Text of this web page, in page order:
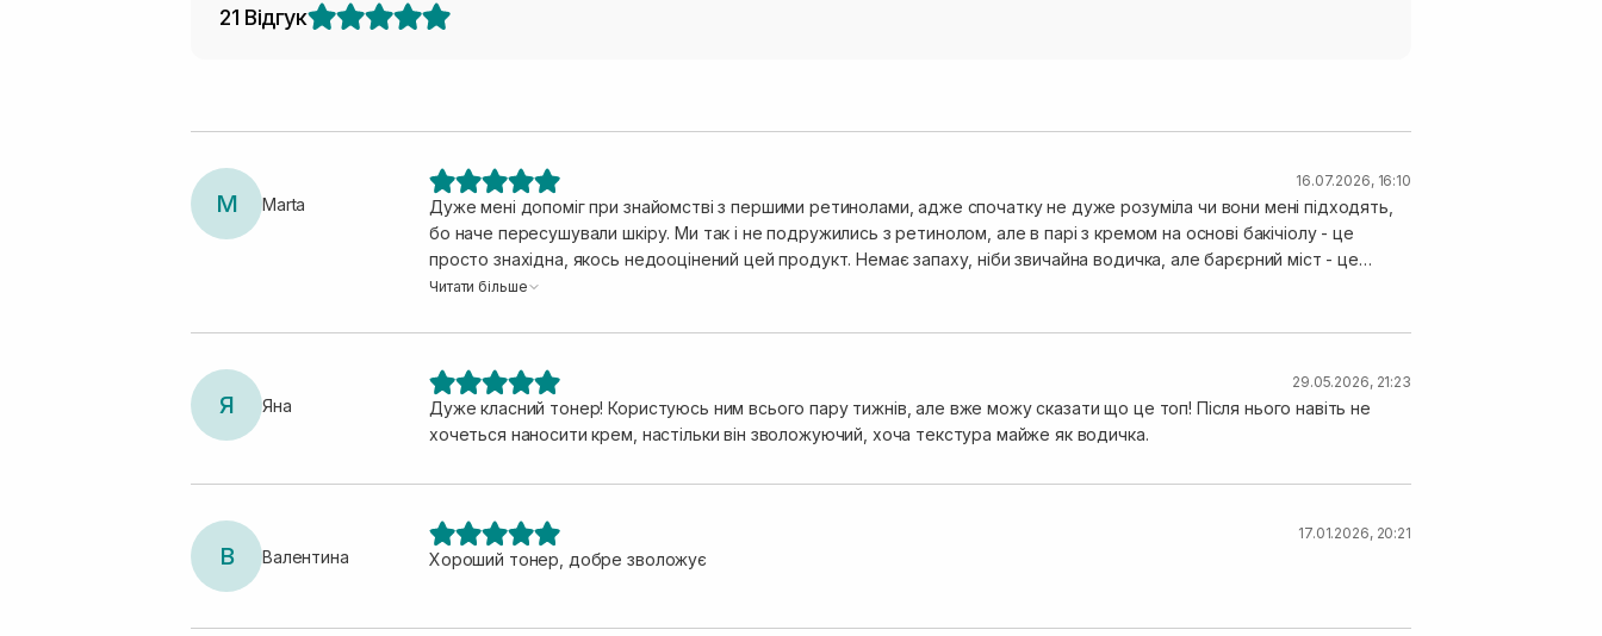
21 Відгук
M Marta
16.07.2026, 16:10
Дуже мені допоміг при знайомстві з першими ретинолами, адже спочатку не дуже розуміла чи вони мені підходять,
бо наче пересушували шкіру. Ми так і не подружились з ретинолом, але в парі з кремом на основі бакічіолу - це
просто знахідна, якось недооцінений цей продукт. Немає запаху, ніби звичайна водичка, але барєрний міст - це
дійсно допомога будь-якій шкірі.
Читати більше
Я Яна
29.05.2026, 21:23
Дуже класний тонер! Користуюсь ним всього пару тижнів, але вже можу сказати що це топ! Після нього навіть не
хочеться наносити крем, настільки він зволожуючий, хоча текстура майже як водичка.
В Валентина
17.01.2026, 20:21
Хороший тонер, добре зволожує